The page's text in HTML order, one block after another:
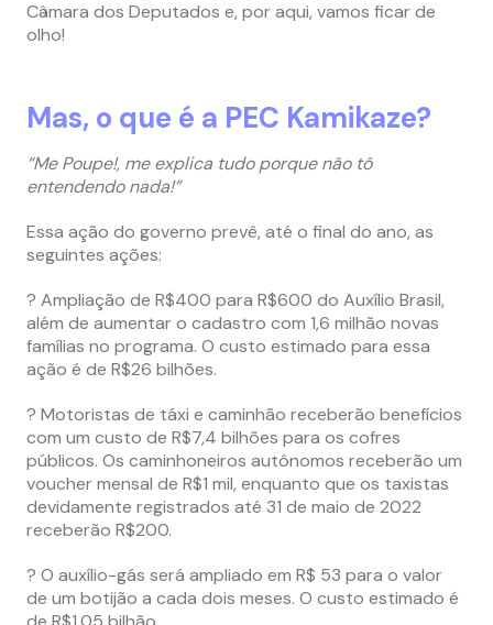
Câmara dos Deputados e, por aqui, vamos ficar de
olho!
Mas, o que é a PEC Kamikaze?
“Me Poupe!, me explica tudo porque não tô
entendendo nada!”
Essa ação do governo prevê, até o final do ano, as
seguintes ações:
? Ampliação de R$400 para R$600 do Auxílio Brasil,
além de aumentar o cadastro com 1,6 milhão novas
famílias no programa. O custo estimado para essa
ação é de R$26 bilhões.
? Motoristas de táxi e caminhão receberão benefícios
com um custo de R$7,4 bilhões para os cofres
públicos. Os caminhoneiros autônomos receberão um
voucher mensal de R$1 mil, enquanto que os taxistas
devidamente registrados até 31 de maio de 2022
receberão R$200.
? O auxílio-gás será ampliado em R$ 53 para o valor
de um botijão a cada dois meses. O custo estimado é